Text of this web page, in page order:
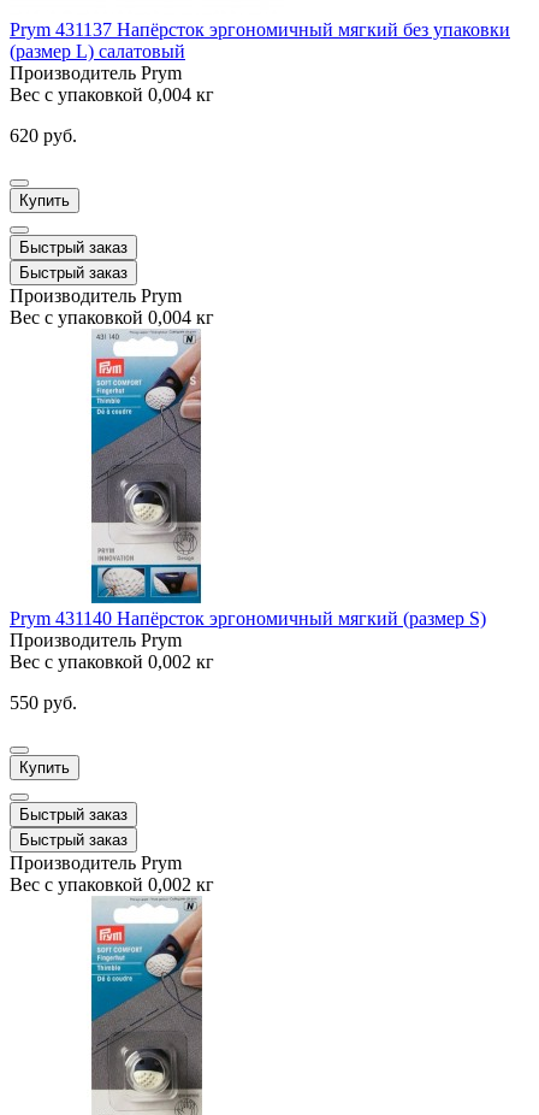
Prym 431137 Напёрсток эргономичный мягкий без упаковки
(размер L) салатовый
Производитель Prym
Вес с упаковкой 0,004 кг
620 руб.
Купить
Быстрый заказ
Быстрый заказ
Производитель Prym
Вес с упаковкой 0,004 кг
Prym 431140 Напёрсток эргономичный мягкий (размер S)
Производитель Prym
Вес с упаковкой 0,002 кг
550 руб.
Купить
Быстрый заказ
Быстрый заказ
Производитель Prym
Вес с упаковкой 0,002 кг